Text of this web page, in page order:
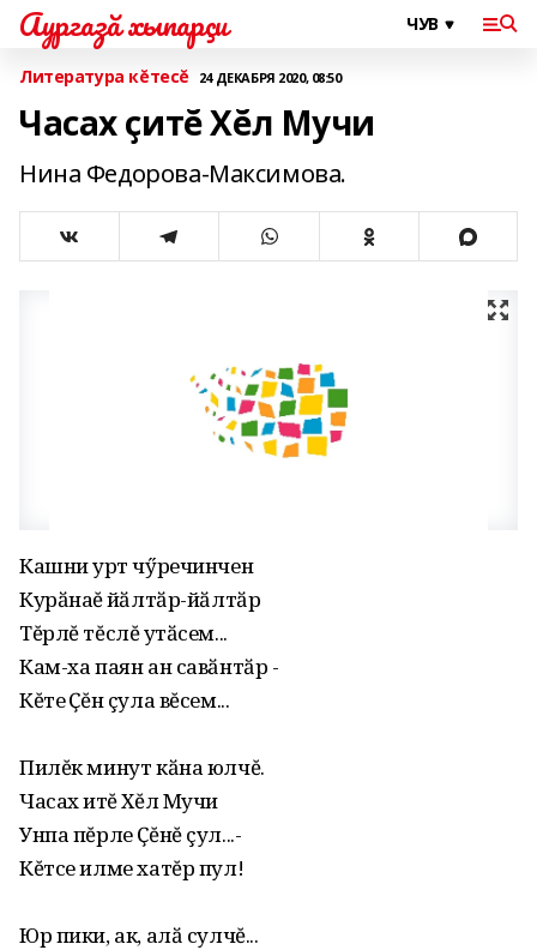
Аургазă хыпарçи
Литература кĕтесĕ 24 ДЕКАБРЯ 2020, 08:50
Часах ҫитĕ Хĕл Мучи
Нина Федорова-Максимова.
Кашни ҫурт чӳречинчен
Курӑнаҫҫĕ йӑлтӑр-йӑлтӑр
Тĕрлĕ тĕслĕ ҫутӑсем...
Кам-ха паян ан савӑнтӑр -
Кĕтеҫ Ҫĕн çула вĕсем...
Пилĕк минут кӑна юлчĕ.
Часах ҫитĕ Хĕл Мучи
Унпа пĕрле Ҫĕнĕ çул...-
Кĕтсе илме хатĕр пул!
Юр пики, ак, алӑ сулчĕ...